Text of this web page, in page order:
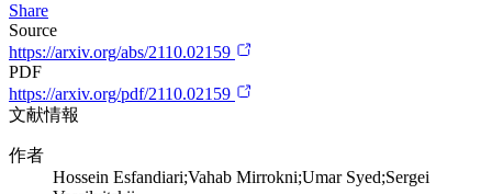
Share
Source
https://arxiv.org/abs/2110.02159
PDF
https://arxiv.org/pdf/2110.02159
文献情報
作者
Hossein Esfandiari;Vahab Mirrokni;Umar Syed;Sergei